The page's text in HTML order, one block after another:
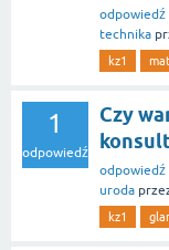
odpowiedź
technika
kz1
1
odpowiedź
Czy
odpowiedź
uroda
kz1